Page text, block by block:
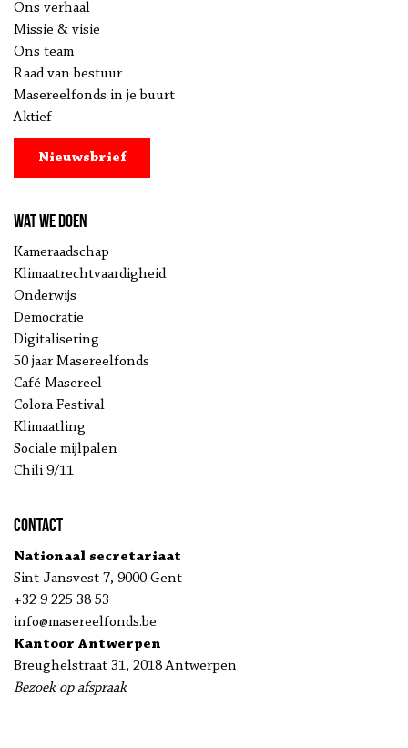
Ons verhaal
Missie & visie
Ons team
Raad van bestuur
Masereelfonds in je buurt
Aktief
Nieuwsbrief
Wat we doen
Kameraadschap
Klimaatrechtvaardigheid
Onderwijs
Democratie
Digitalisering
50 jaar Masereelfonds
Café Masereel
Colora Festival
Klimaatling
Sociale mijlpalen
Chili 9/11
Contact
Nationaal secretariaat
Sint-Jansvest 7, 9000 Gent
+32 9 225 38 53
info@masereelfonds.be
Kantoor Antwerpen
Breughelstraat 31, 2018 Antwerpen
Bezoek op afspraak